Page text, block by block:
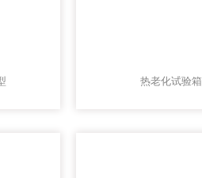
热老化试验箱